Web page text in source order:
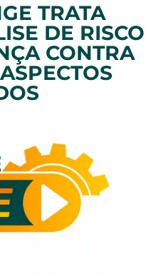
TRATA
DE RISCO
CONTRA